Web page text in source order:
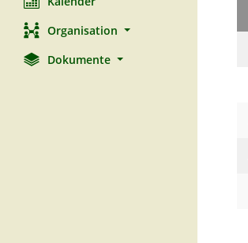
Organisation
Dokumente